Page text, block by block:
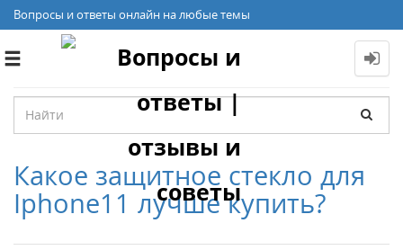
Вопросы и ответы онлайн на любые темы
Toggle
Какое защитное стекло для
Iphone11 лучше купить?